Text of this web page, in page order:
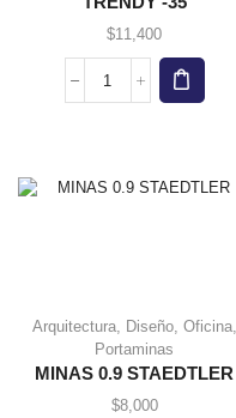
$11,400
COSEDORA
cantidad
múltiples
variantes.
Las
opciones
se
de
Arquitectura, Diseño, Oficina,
Portaminas
MINAS 0.9 STAEDTLER
$8,000